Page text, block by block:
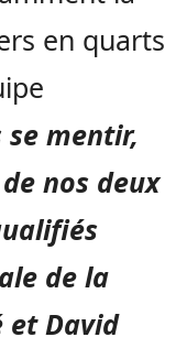
en quarts
se mentir,
nos deux
de la
et David